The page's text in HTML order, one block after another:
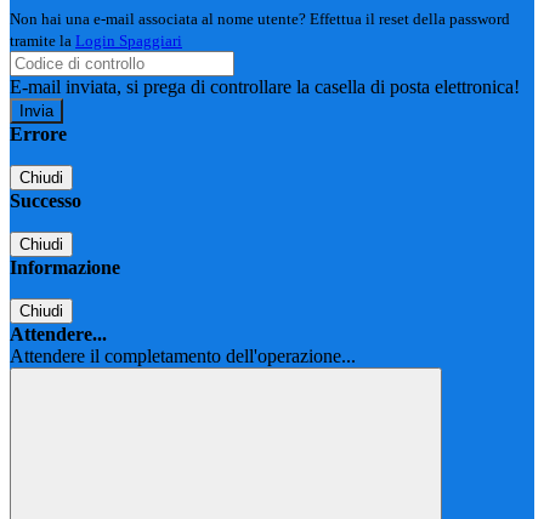
Non hai una e-mail associata al nome utente? Effettua il reset della password
tramite la Login Spaggiari
E-mail inviata, si prega di controllare la casella di posta elettronica!
Errore
Chiudi
Successo
Chiudi
Informazione
Chiudi
Attendere...
Attendere il completamento dell'operazione...